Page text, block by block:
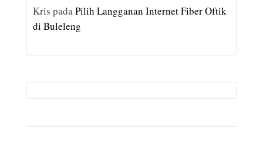
Kris pada Pilih Langganan Internet Fiber Oftik
di Buleleng